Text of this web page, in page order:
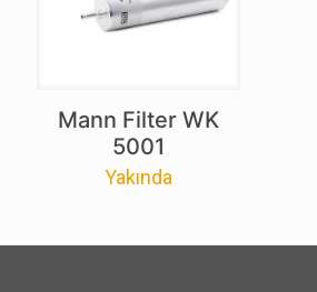
Mann Filter WK
5001
Yakında